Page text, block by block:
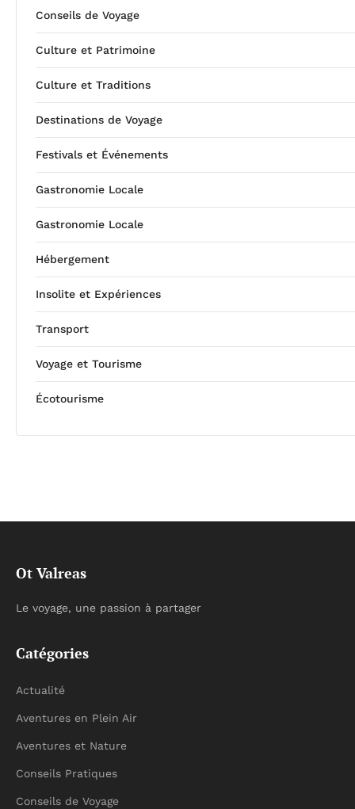
Conseils de Voyage
Culture et Patrimoine
Culture et Traditions
Destinations de Voyage
Festivals et Événements
Gastronomie Locale
Gastronomie Locale
Hébergement
Insolite et Expériences
Transport
Voyage et Tourisme
Écotourisme
Ot Valreas
Le voyage, une passion à partager
Catégories
Actualité
Aventures en Plein Air
Aventures et Nature
Conseils Pratiques
Conseils de Voyage